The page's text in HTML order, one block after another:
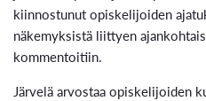
kiinnostunut opiskelijoiden
näkemyksistä liittyen
kommentoitiin.
Järvelä arvostaa opiskelijoiden